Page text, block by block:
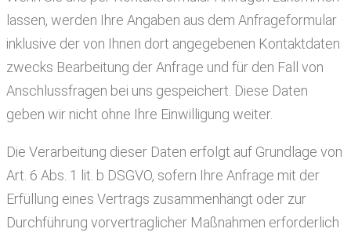
lassen, werden Ihre Angaben aus dem Anfrageformular
inklusive der von Ihnen dort angegebenen Kontaktdaten
zwecks Bearbeitung der Anfrage und für den Fall von
Anschlussfragen bei uns gespeichert. Diese Daten
geben wir nicht ohne Ihre Einwilligung weiter.
Die Verarbeitung dieser Daten erfolgt auf Grundlage von
Art. 6 Abs. 1 lit. b DSGVO, sofern Ihre Anfrage mit der
Erfüllung eines Vertrags zusammenhängt oder zur
Durchführung vorvertraglicher Maßnahmen erforderlich